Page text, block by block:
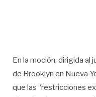
En la moción, dirigida
de Brooklyn en Nueva
que las “restricciones